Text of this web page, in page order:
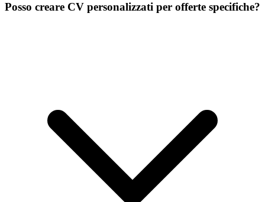
Posso creare CV personalizzati per offerte specifiche?